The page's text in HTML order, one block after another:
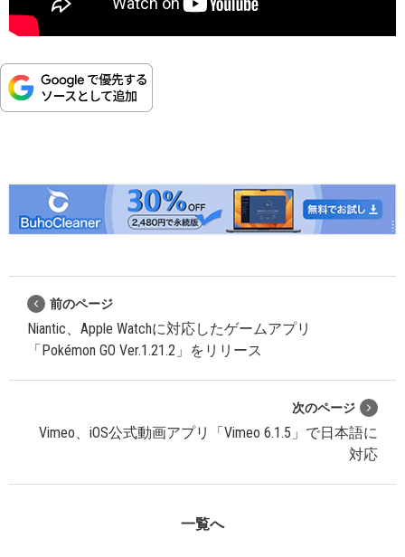
前のページ
Niantic、Apple Watchに対応したゲームアプリ
「Pokémon GO Ver.1.21.2」をリリース
次のページ
Vimeo、iOS公式動画アプリ「Vimeo 6.1.5」で日本語に
対応
一覧へ